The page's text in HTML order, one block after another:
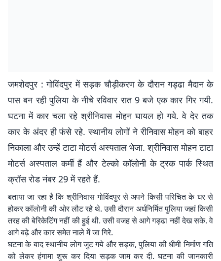
जमशेदपुर : गोविंदपुर में सड़क चौड़ीकरण के दौरान गड्ढा मैदान के
पास बन रही पुलिया के नीचे रविवार रात 9 बजे एक कार गिर गयी.
घटना में कार चला रहे श्रीनिवास मोहन घायल हो गये. वे देर तक
कार के अंदर ही फंसे रहे. स्थानीय लोगों ने रीनिवास मोहन को बाहर
निकाला और उन्हें टाटा मोटर्स अस्पताल भेजा. श्रीनिवास मोहन टाटा
मोटर्स अस्पताल कर्मी हैं और टेल्को काॅलोनी के ट्रक पार्क स्थित
क्रॉस राेड नंबर 29 में रहते हैं.
बताया जा रहा है कि श्रीनिवास गोविंदपुर से अपने किसी परिचित के घर से
होकर कॉलोनी की ओर लौट रहे थे. उसी दौरान अर्धनिर्मित पुलिया जहां किसी
तरह की बेरिकेटिंग नहीं की हुई थी. उसी वजह से आगे गड्ढा नहीं देख सके. वे
आगे बढ़े और कार समेत नाले में जा गिरे.
घटना के बाद स्थानीय लोग जुट गये और सड़क, पुलिया की धीमी निर्माण गति
को लेकर हंगामा शुरू कर दिया सड़क जाम कर दी. घटना की जानकारी